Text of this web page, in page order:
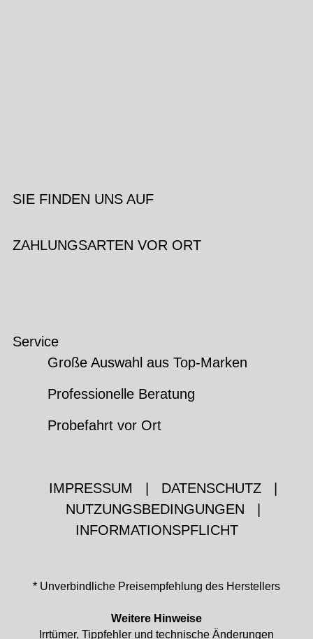
SIE FINDEN UNS AUF
ZAHLUNGSARTEN VOR ORT
Service
Große Auswahl aus Top-Marken
Professionelle Beratung
Probefahrt vor Ort
IMPRESSUM DATENSCHUTZ
NUTZUNGSBEDINGUNGEN
INFORMATIONSPFLICHT
* Unverbindliche Preisempfehlung des Herstellers
Weitere Hinweise
Irrtümer, Tippfehler und technische Änderungen